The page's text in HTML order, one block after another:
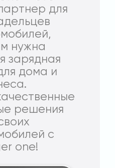
для
нужна
зарядная
дома и
решения
с
one!